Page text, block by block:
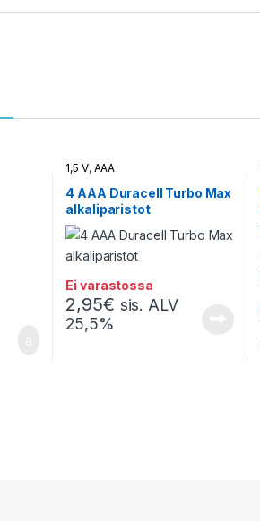
1,5 V, AAA
4 AAA Duracell Turbo Max
alkaliparistot
Ei varastossa
2,95€ sis. ALV
25,5%